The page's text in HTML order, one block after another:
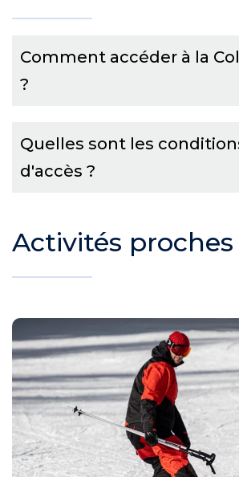
Comment accéder à la
?
Quelles sont les
d'accès ?
Activités